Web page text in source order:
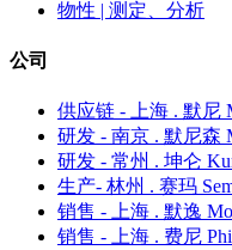
物性 | 测定、分析
公司
供应链 - 上海 . 默尼
研发 - 南京 . 默尼森
研发 - 常州 . 坤仑
生产- 林州 . 赛玛
销售 - 上海 . 默逸
销售 - 上海 . 费尼